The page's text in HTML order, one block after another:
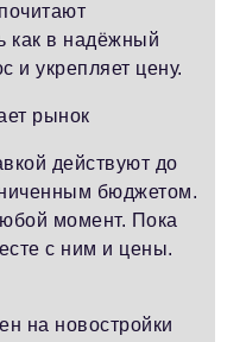
как в надёжный
и укрепляет цену.
рынок
действуют до
бюджетом.
момент. Пока
с ним и цены.
на новостройки